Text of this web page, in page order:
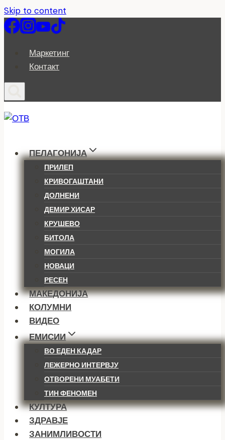
Skip to content
Маркетинг
Контакт
ПЕЛАГОНИЈА
ПРИЛЕП
КРИВОГАШТАНИ
ДОЛНЕНИ
ДЕМИР ХИСАР
КРУШЕВО
БИТОЛА
МОГИЛА
НОВАЦИ
РЕСЕН
МАКЕДОНИЈА
КОЛУМНИ
ВИДЕО
ЕМИСИИ
ВО ЕДЕН КАДАР
ЛЕЖЕРНО ИНТЕРВЈУ
ОТВОРЕНИ МУАБЕТИ
ТИН ФЕНОМЕН
КУЛТУРА
ЗДРАВЈЕ
ЗАНИМЛИВОСТИ